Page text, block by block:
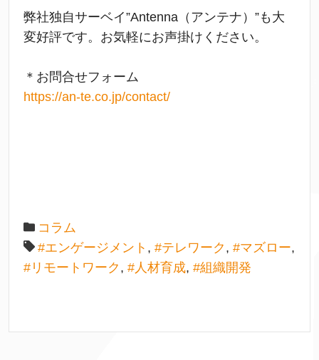
弊社独自サーベイ”Antenna（アンテナ）”も大
変好評です。お気軽にお声掛けください。
＊お問合せフォーム
https://an-te.co.jp/contact/
コラム
#エンゲージメント , #テレワーク , #マズロー,
#リモートワーク , #人材育成, #組織開発